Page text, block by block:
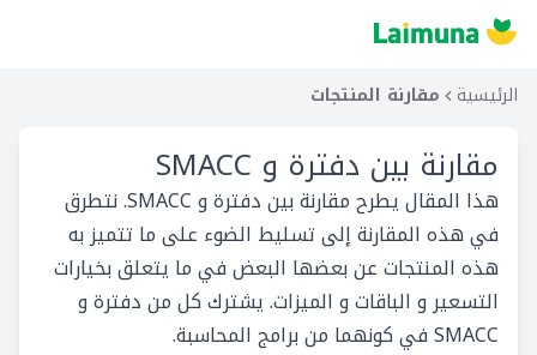
الرئيسية مقارنة المنتجات
مقارنة بين دفترة و SMACC
هذا المقال يطرح مقارنة بين دفترة و SMACC. نتطرق
في هذه المقارنة إلى تسليط الضوء على ما تتميز به
هذه المنتجات عن بعضها البعض في ما يتعلق بخيارات
التسعير و الباقات و الميزات. يشترك كل من دفترة و
SMACC في كونهما من برامج المحاسبة.